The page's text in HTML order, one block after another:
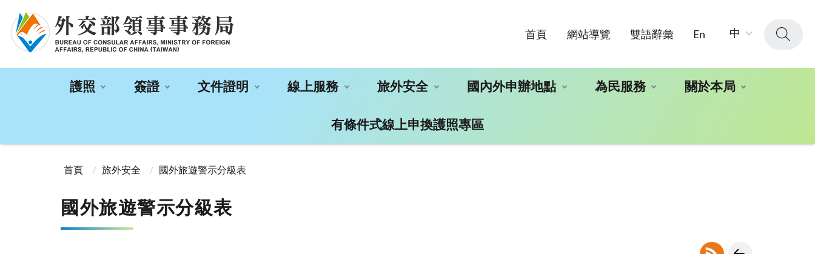
首頁 網站導覽 雙語辭彙 En 中
護照 簽證 文件證明 線上服務 旅外安全 國內外申辦地點 為民服務 關於本局
有條件式線上申換護照專區
首頁
旅外安全 國外旅遊警示分級表
國外旅遊警示分級表